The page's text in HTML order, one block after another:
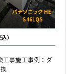
パナソニック HE-
S46LQS
）
工事施工事例：ダ